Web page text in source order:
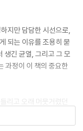
지만 담담한 시선으로,
되는 이유를 조용히 묻
생긴 균열, 그리고 그 모
과정이 이 책의 중요한
들리고 오래 머뭇거렸던
역시 우리의 삶을 지나온